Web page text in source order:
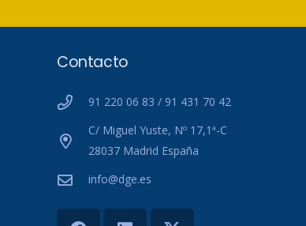
Contacto
91 220 06 83 / 91 431 70 42
C/ Miguel Yuste, Nº 17,1ª-C
28037 Madrid España
info@dge.es